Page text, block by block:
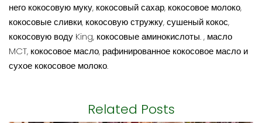
него кокосовую муку, кокосовый сахар, кокосовое молоко,
кокосовые сливки, кокосовую стружку, сушеный кокос,
кокосовую воду King, кокосовые аминокислоты. , масло
MCT, кокосовое масло, рафинированное кокосовое масло и
сухое кокосовое молоко.
Related Posts